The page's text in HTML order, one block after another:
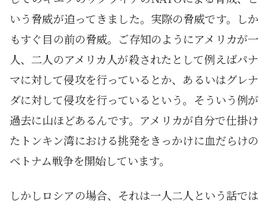
いう脅威が迫ってきました。実際の脅威です。しか
もすぐ目の前の脅威。ご存知のようにアメリカが一
人、二人のアメリカ人が殺されたとして例えばパナ
マに対して侵攻を行っているとか、あるいはグレナ
ダに対して侵攻を行っているという。そういう例が
過去に山ほどあるんです。アメリカが自分で仕掛け
たトンキン湾における挑発をきっかけに血だらけの
ベトナム戦争を開始しています。
しかしロシアの場合、それは一人二人という話では